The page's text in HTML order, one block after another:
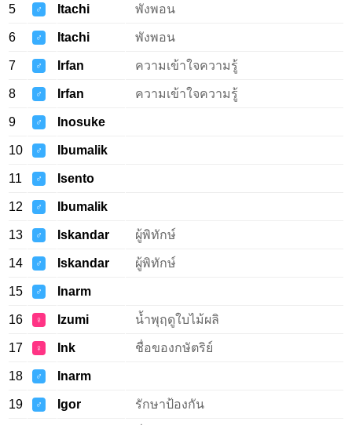
5 ♂ Itachi พังพอน
6 ♂ Itachi พังพอน
7 ♂ Irfan ความเข้าใจความรู้
8 ♂ Irfan ความเข้าใจความรู้
9 ♂ Inosuke
10 ♂ Ibumalik
11 ♂ Isento
12 ♂ Ibumalik
13 ♂ Iskandar ผู้พิทักษ์
14 ♂ Iskandar ผู้พิทักษ์
15 ♂ Inarm
16 ♀ Izumi น้ำพุฤดูใบไม้ผลิ
17 ♀ Ink ชื่อของกษัตริย์
18 ♂ Inarm
19 ♂ Igor รักษาป้องกัน